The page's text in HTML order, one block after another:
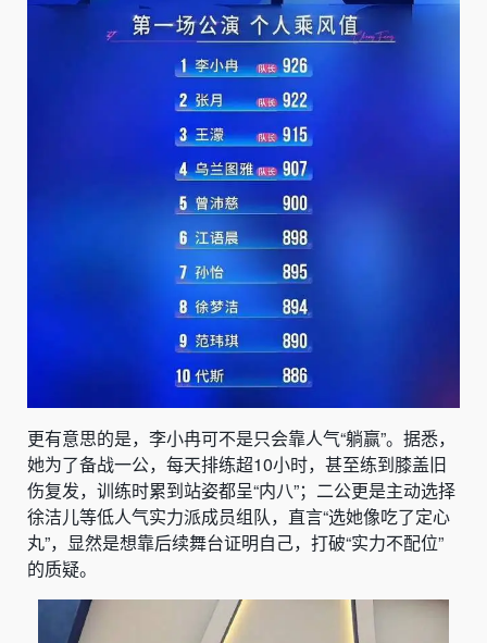
更有意思的是，李小冉可不是只会靠人气“躺赢”。据悉，
她为了备战一公，每天排练超10小时，甚至练到膝盖旧
伤复发，训练时累到站姿都呈“内八”；二公更是主动选择
徐洁儿等低人气实力派成员组队，直言“选她像吃了定心
丸”，显然是想靠后续舞台证明自己，打破“实力不配位”
的质疑。